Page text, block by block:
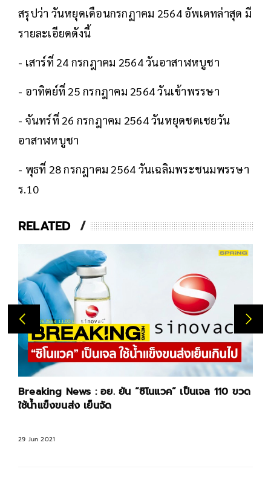
สรุปว่า วันหยุดเดือนกรกฏาคม 2564 อัพเดทล่าสุด มี
รายละเอียดดังนี้
- เสาร์ที่ 24 กรกฎาคม 2564 วันอาสาฬหบูชา
- อาทิตย์ที่ 25 กรกฎาคม 2564 วันเข้าพรรษา
- จันทร์ที่ 26 กรกฎาคม 2564 วันหยุดชดเชยวัน
อาสาฬหบูชา
- พุธที่ 28 กรกฎาคม 2564 วันเฉลิมพระชนมพรรษา
ร.10
RELATED
Breaking News : อย. ยัน “ซิโนแวค” เป็นเจล 110 ขวด
ใช้น้ำแข็งขนส่ง เย็นจัด
29 Jun 2021